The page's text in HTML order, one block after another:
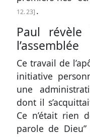
12. 23 .
Paul
l’assemblée
Ce travail de
initiative
une
dont il
Ce n’était rien
parole de Dieu”